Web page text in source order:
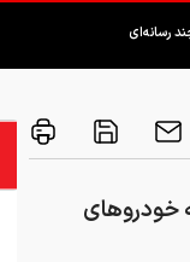
رسانه‌ای
خودروهای